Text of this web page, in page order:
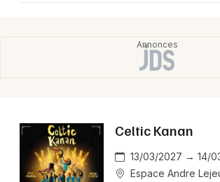
Celtic Kanan
13/03/2027 → 14/
Espace Andre